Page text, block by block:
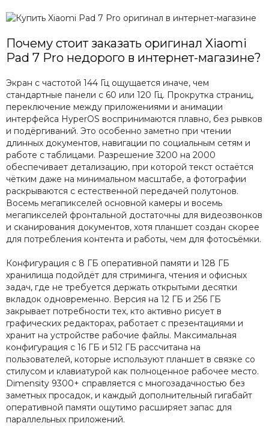
Почему стоит заказать оригинал Xiaomi
Pad 7 Pro недорого в интернет-магазине?
Экран с частотой 144 Гц ощущается иначе, чем
стандартные панели с 60 или 120 Гц. Прокрутка страниц,
переключение между приложениями и анимации
интерфейса HyperOS воспринимаются плавно, без рывков
и подёргиваний. Это особенно заметно при чтении
длинных документов, навигации по социальным сетям и
работе с таблицами. Разрешение 3200 на 2000
обеспечивает детализацию, при которой текст остаётся
чётким даже на минимальном масштабе, а фотографии
раскрываются с естественной передачей полутонов.
Восемь мегапикселей основной камеры и восемь
мегапикселей фронтальной достаточны для видеозвонков
и сканирования документов, хотя планшет создан скорее
для потребления контента и работы, чем для фотосъёмки.
Конфигурация с 8 ГБ оперативной памяти и 128 ГБ
хранилища подойдёт для стриминга, чтения и офисных
задач, где не требуется держать открытыми десятки
вкладок одновременно. Версия на 12 ГБ и 256 ГБ
закрывает потребности тех, кто активно рисует в
графических редакторах, работает с презентациями и
хранит на устройстве рабочие файлы. Максимальная
конфигурация с 16 ГБ и 512 ГБ рассчитана на
пользователей, которые используют планшет в связке со
стилусом и клавиатурой как полноценное рабочее место.
Dimensity 9300+ справляется с многозадачностью без
заметных просадок, и каждый дополнительный гигабайт
оперативной памяти ощутимо расширяет запас для
параллельных приложений.